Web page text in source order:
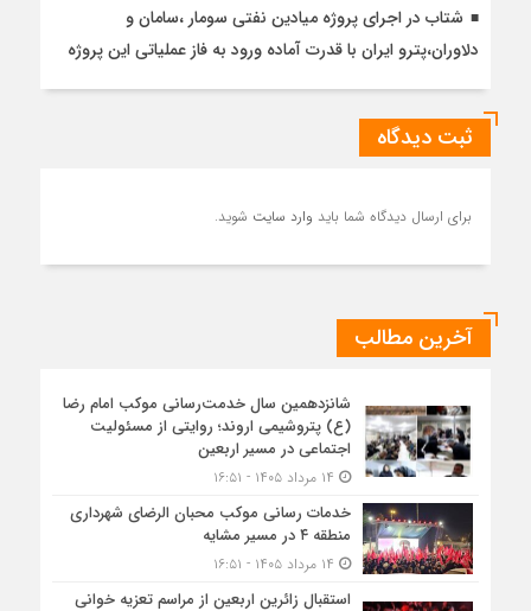
شتاب در اجرای پروژه میادین نفتی سومار ،سامان و
دلاوران،پترو ایران با قدرت آماده ورود به فاز عملیاتی این پروژه
ثبت دیدگاه
برای ارسال دیدگاه شما باید وارد سایت شوید.
آخرین مطالب
شانزدهمین سال خدمت‌رسانی موکب امام رضا
(ع) پتروشیمی اروند؛ روایتی از مسئولیت
اجتماعی در مسیر اربعین
خدمات رسانی موکب محبان الرضای شهرداری
منطقه ۴ در مسیر مشایه
استقبال زائرین اربعین از مراسم تعزیه خوانی